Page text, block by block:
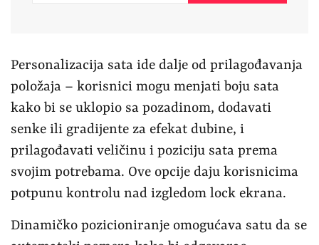
Personalizacija sata ide dalje od prilagođavanja
položaja – korisnici mogu menjati boju sata
kako bi se uklopio sa pozadinom, dodavati
senke ili gradijente za efekat dubine, i
prilagođavati veličinu i poziciju sata prema
svojim potrebama. Ove opcije daju korisnicima
potpunu kontrolu nad izgledom lock ekrana.
Dinamičko pozicioniranje omogućava satu da se